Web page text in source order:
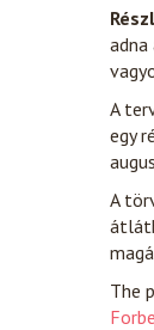
A
egy
A
The